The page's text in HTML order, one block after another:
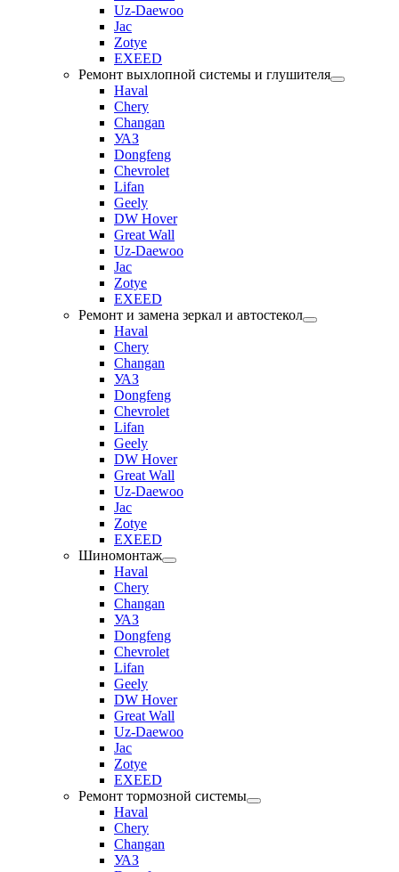
Uz-Daewoo
Jac
Zotye
EXEED
Ремонт выхлопной системы и глушителя
Haval
Chery
Changan
УАЗ
Dongfeng
Chevrolet
Lifan
Geely
DW Hover
Great Wall
Uz-Daewoo
Jac
Zotye
EXEED
Ремонт и замена зеркал и автостекол
Haval
Chery
Changan
УАЗ
Dongfeng
Chevrolet
Lifan
Geely
DW Hover
Great Wall
Uz-Daewoo
Jac
Zotye
EXEED
Шиномонтаж
Haval
Chery
Changan
УАЗ
Dongfeng
Chevrolet
Lifan
Geely
DW Hover
Great Wall
Uz-Daewoo
Jac
Zotye
EXEED
Ремонт тормозной системы
Haval
Chery
Changan
УАЗ